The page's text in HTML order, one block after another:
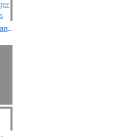
Boony Honden Vinger Tandenborsel - 2 stuks